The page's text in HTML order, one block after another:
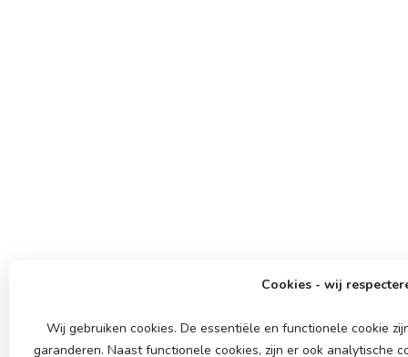
Cookies - wij
Wij gebruiken cookies. De essentiële en functionele cookie
garanderen. Naast functionele cookies, zijn er ook analytische